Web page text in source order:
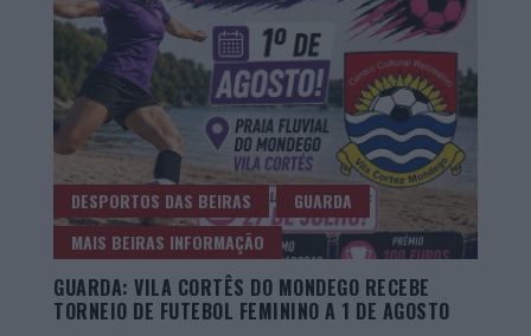
DESPORTOS DAS BEIRAS
GUARDA
MAIS BEIRAS INFORMAÇÃO
GUARDA: VILA CORTÊS DO MONDEGO RECEBE
TORNEIO DE FUTEBOL FEMININO A 1 DE AGOSTO